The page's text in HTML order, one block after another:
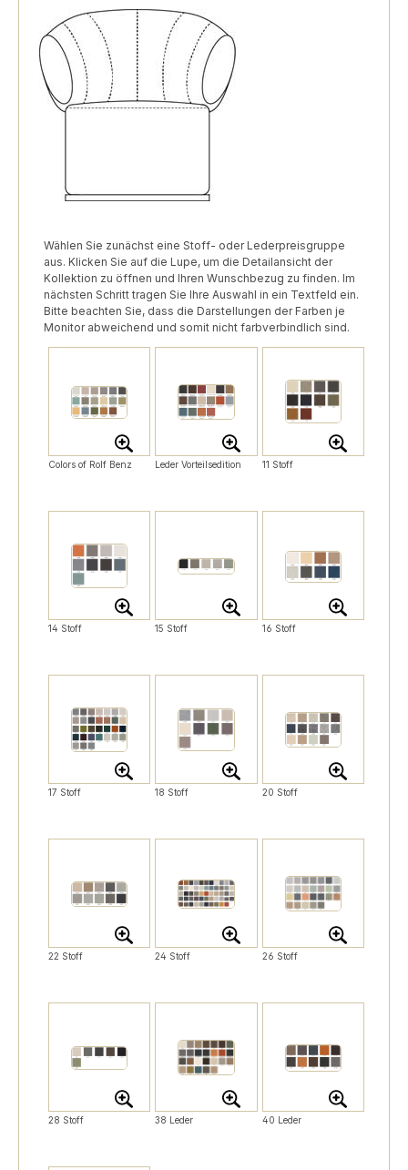
Wählen Sie zunächst eine Stoff- oder Lederpreisgruppe
aus. Klicken Sie auf die Lupe, um die Detailansicht der
Kollektion zu öffnen und Ihren Wunschbezug zu finden. Im
nächsten Schritt tragen Sie Ihre Auswahl in ein Textfeld ein.
Bitte beachten Sie, dass die Darstellungen der Farben je
Monitor abweichend und somit nicht farbverbindlich sind.
Colors of Rolf Benz Leder Vorteilsedition 11 Stoff
14 Stoff 15 Stoff 16 Stoff
17 Stoff 18 Stoff 20 Stoff
22 Stoff 24 Stoff 26 Stoff
28 Stoff 38 Leder 40 Leder